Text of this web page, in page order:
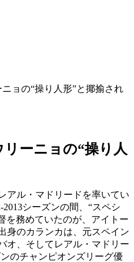
ョの“操り人形”と揶揄され
ーニョの“操り人
アル・マドリードを率いてい
2013シーズンの間、“スペシ
を務めていたのが、アイトー
身のカランカは、元スペイン
オ、そしてレアル・マドリー
のチャンピオンズリーグ優